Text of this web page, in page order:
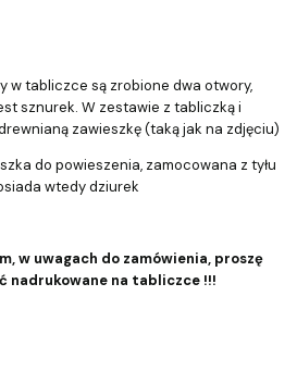
w tabliczce są zrobione dwa otwory,
sznurek. W zestawie z tabliczką i
zawieszkę (taką jak na zdjęciu)
do powieszenia, zamocowana z tyłu
wtedy dziurek
w uwagach do zamówienia, proszę
nadrukowane na tabliczce !!!